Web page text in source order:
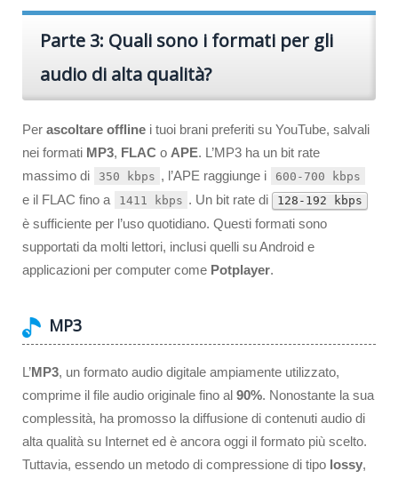
Parte 3: Quali sono i formati per gli
audio di alta qualità?
Per ascoltare offline i tuoi brani preferiti su YouTube, salvali
nei formati MP3, FLAC o APE. L’MP3 ha un bit rate
massimo di
350 kbps , l’APE raggiunge i 600-700 kbps
e il FLAC fino a 1411 kbps . Un bit rate di 128-192 kbps
è sufficiente per l’uso quotidiano. Questi formati sono
supportati da molti lettori, inclusi quelli su Android e
applicazioni per computer come Potplayer.
MP3
L’MP3, un formato audio digitale ampiamente utilizzato,
comprime il file audio originale fino al 90%. Nonostante la sua
complessità, ha promosso la diffusione di contenuti audio di
alta qualità su Internet ed è ancora oggi il formato più scelto.
Tuttavia, essendo un metodo di compressione di tipo lossy,